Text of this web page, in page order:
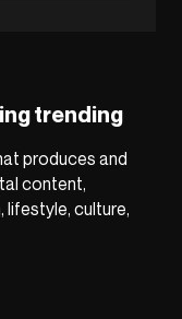
trending
produces and
content,
culture,